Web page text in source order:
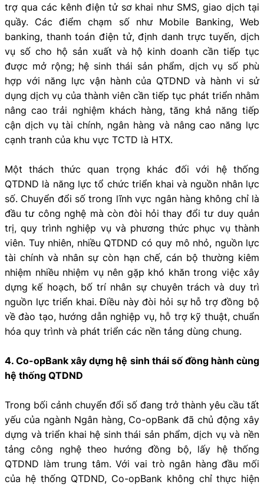
trợ qua các kênh điện tử sơ khai như SMS, giao dịch tại
quầy. Các điểm chạm số như Mobile Banking, Web
banking, thanh toán điện tử, định danh trực tuyến, dịch
vụ số cho hộ sản xuất và hộ kinh doanh cần tiếp tục
được mở rộng; hệ sinh thái sản phẩm, dịch vụ số phù
hợp với năng lực vận hành của QTDND và hành vi sử
dụng dịch vụ của thành viên cần tiếp tục phát triển nhằm
nâng cao trải nghiệm khách hàng, tăng khả năng tiếp
cận dịch vụ tài chính, ngân hàng và nâng cao năng lực
cạnh tranh của khu vực TCTD là HTX.
Một thách thức quan trọng khác đối với hệ thống
QTDND là năng lực tổ chức triển khai và nguồn nhân lực
số. Chuyển đổi số trong lĩnh vực ngân hàng không chỉ là
đầu tư công nghệ mà còn đòi hỏi thay đổi tư duy quản
trị, quy trình nghiệp vụ và phương thức phục vụ thành
viên. Tuy nhiên, nhiều QTDND có quy mô nhỏ, nguồn lực
tài chính và nhân sự còn hạn chế, cán bộ thường kiêm
nhiệm nhiều nhiệm vụ nên gặp khó khăn trong việc xây
dựng kế hoạch, bố trí nhân sự chuyên trách và duy trì
nguồn lực triển khai. Điều này đòi hỏi sự hỗ trợ đồng bộ
về đào tạo, hướng dẫn nghiệp vụ, hỗ trợ kỹ thuật, chuẩn
hóa quy trình và phát triển các nền tảng dùng chung.
4. Co-opBank xây dựng hệ sinh thái số đồng hành cùng
hệ thống QTDND
Trong bối cảnh chuyển đổi số đang trở thành yêu cầu tất
yếu của ngành Ngân hàng, Co-opBank đã chủ động xây
dựng và triển khai hệ sinh thái sản phẩm, dịch vụ và nền
tảng công nghệ theo hướng đồng bộ, lấy hệ thống
QTDND làm trung tâm. Với vai trò ngân hàng đầu mối
của hệ thống QTDND, Co-opBank không chỉ thực hiện